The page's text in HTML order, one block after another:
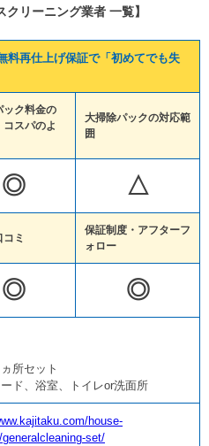
クリーニング業者 一覧】
料再仕上げ保証で「初めてでも失
ック料金の
コスパのよ
大掃除パックの対応範
囲
◎ △
ミ
保証制度・アフターフ
ォロー
◎ ◎
所セット
ド、浴室、トイレor洗面所
house-
set/